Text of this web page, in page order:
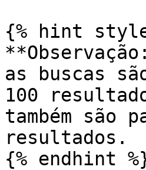
{% hint
as buscas
100
também são
resultados.
{% endhint